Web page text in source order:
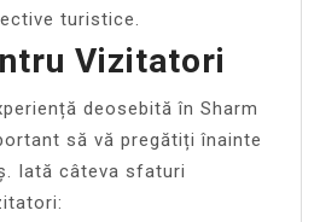
turistice.
Vizitatori
deosebită în Sharm
să vă pregătiți înainte
Iată câteva sfaturi